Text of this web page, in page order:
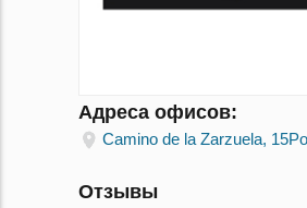
Адреса офисов:
Camino de la Zarzuela,
Отзывы